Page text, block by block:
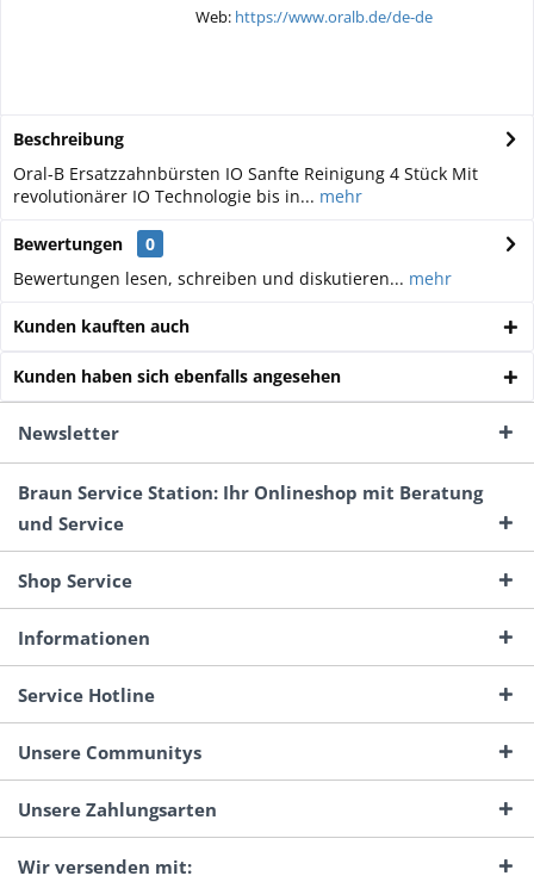
Web: https://www.oralb.de/de-de
Beschreibung
Oral-B Ersatzzahnbürsten IO Sanfte Reinigung 4 Stück Mit
revolutionärer IO Technologie bis in... mehr
Bewertungen
0
Bewertungen lesen, schreiben und diskutieren... mehr
Kunden kauften auch
Kunden haben sich ebenfalls angesehen
Newsletter
Braun Service Station: Ihr Onlineshop mit Beratung
und Service
Shop Service
Informationen
Service Hotline
Unsere Communitys
Unsere Zahlungsarten
Wir versenden mit: